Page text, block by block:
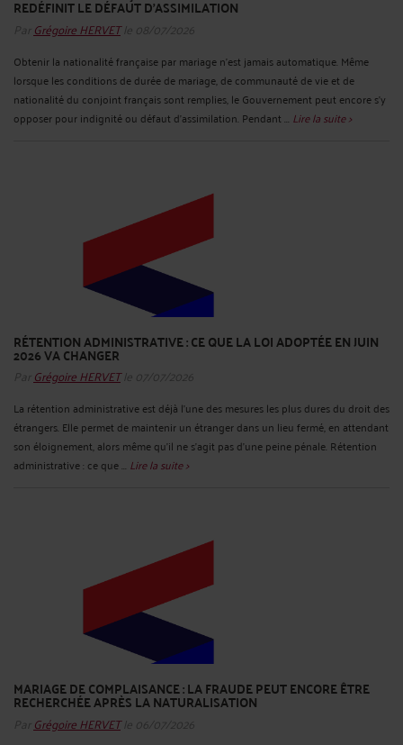
REDÉFINIT LE DÉFAUT D’ASSIMILATION
Par Grégoire HERVETle 08/07/2026
Obtenir la nationalité française par mariage n’est jamais automatique. Même
lorsque les conditions de durée de mariage, de communauté de vie et de
nationalité du conjoint français sont remplies, le Gouvernement peut encore s’y
opposer pour indignité ou défaut d’assimilation. Pendant ... Lire la suite >
RÉTENTION ADMINISTRATIVE : CE QUE LA LOI ADOPTÉE EN JUIN
2026 VA CHANGER
Par Grégoire HERVETle 07/07/2026
La rétention administrative est déjà l’une des mesures les plus dures du droit des
étrangers. Elle permet de maintenir un étranger dans un lieu fermé, en attendant
son éloignement, alors même qu’il ne s’agit pas d’une peine pénale. Rétention
administrative : ce que ... Lire la suite >
MARIAGE DE COMPLAISANCE : LA FRAUDE PEUT ENCORE ÊTRE
RECHERCHÉE APRÈS LA NATURALISATION
Par Grégoire HERVETle 06/07/2026